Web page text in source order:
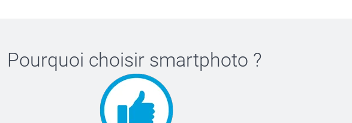
Pourquoi choisir smartphoto ?